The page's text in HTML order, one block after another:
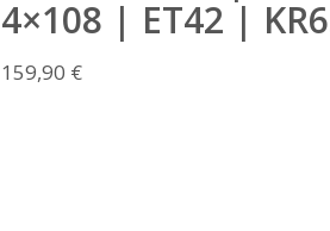
4×108 | ET42 |
159,90 €